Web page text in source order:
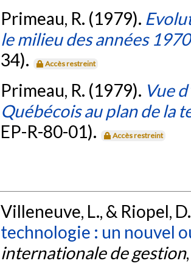
Primeau, R. (1979).
le milieu des années
34).
Accès restreint
Primeau, R. (1979). Vue
Québécois au plan de la
EP-R-80-01).
Accès restreint
Villeneuve, L., & Riopel,
technologie : un nouvel
internationale de gestion